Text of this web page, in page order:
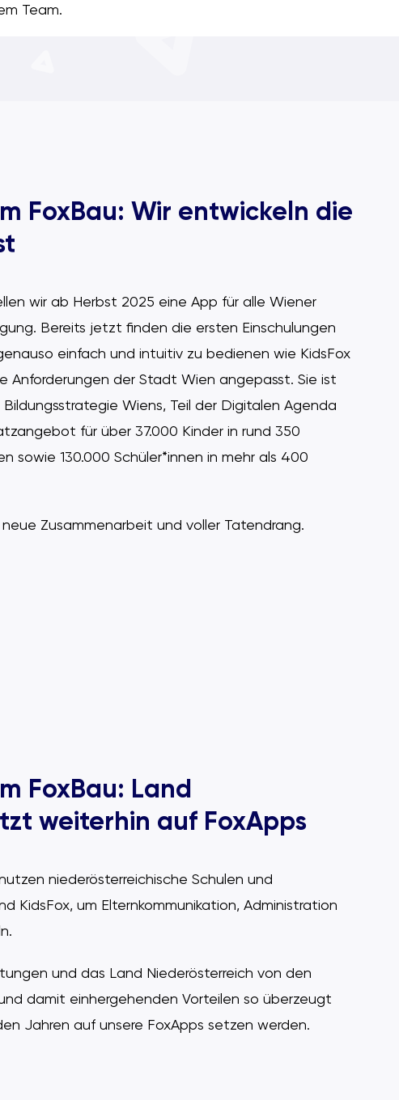
Team.
FoxBau: Wir entwickeln die
wir ab Herbst 2025 eine App für alle Wiener
Bereits jetzt finden die ersten Einschulungen
einfach und intuitiv zu bedienen wie KidsFox
Anforderungen der Stadt Wien angepasst. Sie ist
Wiens, Teil der Digitalen Agenda
für über 37.000 Kinder in rund 350
sowie 130.000 Schüler*innen in mehr als 400
Zusammenarbeit und voller Tatendrang.
FoxBau: Land
weiterhin auf FoxApps
niederösterreichische Schulen und
KidsFox, um Elternkommunikation, Administration
und das Land Niederösterreich von den
damit einhergehenden Vorteilen so überzeugt
Jahren auf unsere FoxApps setzen werden.